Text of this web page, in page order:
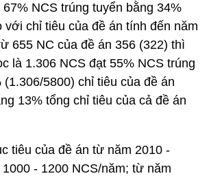
NCS trúng tuyển bằng 34%
với chỉ tiêu của đề án tính đến năm
655 NC của đề án 356 (322) thì
là 1.306 NCS đạt 55% NCS trúng
(1.306/5800) chỉ tiêu của đề án
13% tổng chỉ tiêu của cả đề án
tiêu của đề án từ năm 2010 -
- 1200 NCS/năm; từ năm